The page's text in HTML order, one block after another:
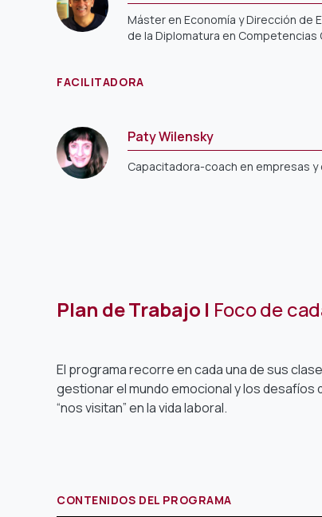
Máster en Economía y Dirección de
de la Diplomatura en Competencias
FACILITADORA
Paty Wilensky
Capacitadora-coach en empresas
Plan de Trabajo | Foco de
El programa recorre en cada una de sus
gestionar el mundo emocional y los
“nos visitan” en la vida laboral.
CONTENIDOS DEL PROGRAMA